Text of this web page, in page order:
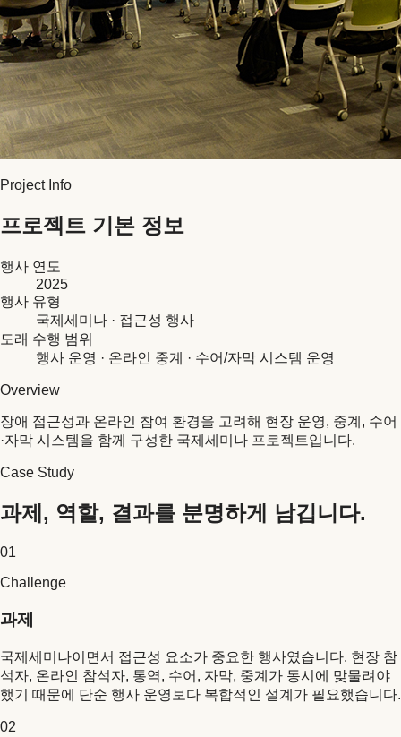
Project Info
프로젝트 기본 정보
행사 연도
2025
행사 유형
국제세미나 · 접근성 행사
도래 수행 범위
행사 운영 · 온라인 중계 · 수어/자막 시스템 운영
Overview
장애 접근성과 온라인 참여 환경을 고려해 현장 운영, 중계, 수어
·자막 시스템을 함께 구성한 국제세미나 프로젝트입니다.
Case Study
과제, 역할, 결과를 분명하게 남깁니다.
01
Challenge
과제
국제세미나이면서 접근성 요소가 중요한 행사였습니다. 현장 참
석자, 온라인 참석자, 통역, 수어, 자막, 중계가 동시에 맞물려야
했기 때문에 단순 행사 운영보다 복합적인 설계가 필요했습니다.
02